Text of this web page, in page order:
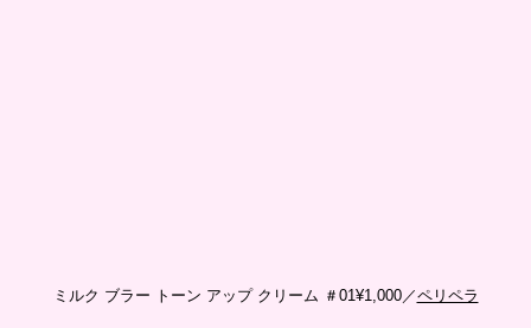
ミルク ブラー トーン アップ クリーム ＃01¥1,000／ペリペラ